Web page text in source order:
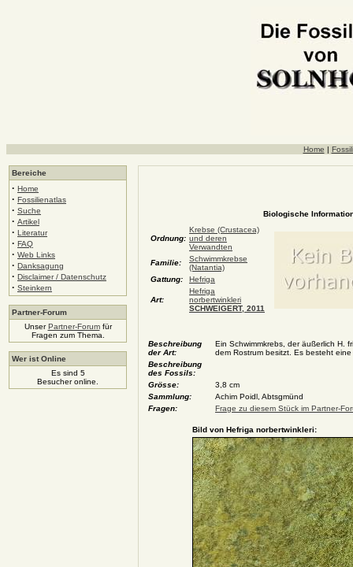
Home |
Bereiche
· Home
· Fossilienatlas
· Suche
· Artikel
· Literatur
· FAQ
· Web Links
· Danksagung
· Disclaimer / Datenschutz
· Steinkern
Partner-Forum
UnserPartner-Forumfür
Fragen zum Thema.
Wer ist Online
Es sind 5
Besucher online.
Biologische
Ordnung:
Krebse (Crustacea)
und deren
Verwandten
Familie:
Schwimmkrebse
(Natantia)
Gattung:
Hefriga
Art:
Hefriga
norbertwinkleri
SCHWEIGERT, 2011
Beschreibung
der Art:
Ein Schwimmkrebs, der äußerlich H.
dem Rostrum besitzt. Es besteht
Beschreibung
des Fossils:
Grösse:
3,8 cm
Sammlung:
Achim Poidl, Abtsgmünd
Fragen:
Frage zu diesem Stück im Partner-
Bild von Hefriga norbertwinkleri: